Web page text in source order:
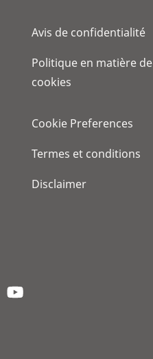
Avis de confidentialité
Politique en matière de
cookies
Cookie Preferences
Termes et conditions
Disclaimer